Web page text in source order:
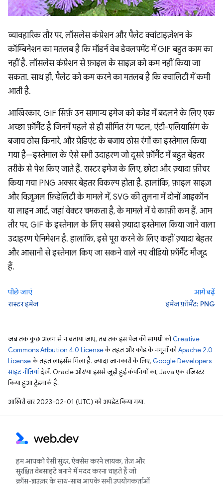
व्यावहारिक तौर पर, लॉसलेस कंप्रेशन और पैलेट क्वांटाइज़ेशन के
कॉम्बिनेशन का मतलब है कि मॉडर्न वेब डेवलपमेंट में GIF बहुत काम का
नहीं है. लॉसलेस कंप्रेशन से फ़ाइल के साइज़ को कम नहीं किया जा
सकता. साथ ही, पैलेट को कम करने का मतलब है कि क्वालिटी में कमी
आती है.
आखिरकार, GIF सिर्फ़ उन सामान्य इमेज को कोड में बदलने के लिए एक
अच्छा फ़ॉर्मैट है जिनमें पहले से ही सीमित रंग पटल, एंटी-एलियासिंग के
बजाय ठोस किनारे, और ग्रेडिएंट के बजाय ठोस रंगों का इस्तेमाल किया
गया है—इस्तेमाल के ऐसे सभी उदाहरण जो दूसरे फ़ॉर्मैट में बहुत बेहतर
तरीके से पेश किए जाते हैं. रास्टर इमेज के लिए, छोटा और ज़्यादा फ़ीचर
किया गया PNG अक्सर बेहतर विकल्प होता है. हालांकि, फ़ाइल साइज़
और विज़ुअल फ़िडेलिटी के मामले में, SVG की तुलना में दोनों आइकॉन
या लाइन आर्ट, जहां वेक्टर चमकता है, के मामले में ये काफ़ी कम हैं. आम
तौर पर, GIF के इस्तेमाल के लिए सबसे ज़्यादा इस्तेमाल किया जाने वाला
उदाहरण ऐनिमेशन है. हालांकि, इसे पूरा करने के लिए कहीं ज़्यादा बेहतर
और आसानी से इस्तेमाल किए जा सकने वाले नए वीडियो फ़ॉर्मैट मौजूद
हैं.
पीछे जाएं
रास्टर इमेज
आगे बढ़ें
इमेज फ़ॉर्मैट: PNG
जब तक कुछ अलग से न बताया जाए, तब तक इस पेज की सामग्री कोCreative
Commons Attribution 4.0 Licenseके तहत और कोड के नमूनों कोApache 2.0
Licenseके तहत लाइसेंस मिला है. ज़्यादा जानकारी के लिए, Google Developers
साइट नीतियांदेखें. Oracle और/या इससे जुड़ी हुई कंपनियों का, Java एक रजिस्टर
किया हुआ ट्रेडमार्क है.
आखिरी बार 2023-02-01 (UTC) को अपडेट किया गया.
हम आपको ऐसी सुंदर, ऐक्सेस करने लायक, तेज़ और
सुरक्षित वेबसाइटें बनाने में मदद करना चाहते हैं जो
क्रॉस-ब्राउज़र के साथ-साथ आपके सभी उपयोगकर्ताओं